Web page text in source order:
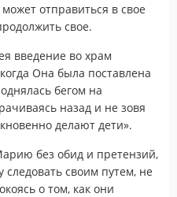
отправиться в свое
свое.
введение во храм
Она была поставлена
бегом на
назад и не зовя
делают дети».
без обид и претензий,
следовать своим путем, не
о том, как они